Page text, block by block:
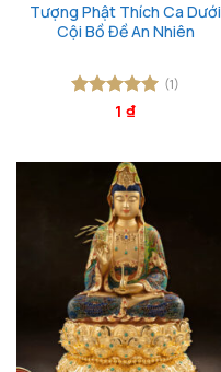
Tượng Phật Thích Ca Dưới
Cội Bồ Đề An Nhiên
Được xếp
(1)
1 ₫